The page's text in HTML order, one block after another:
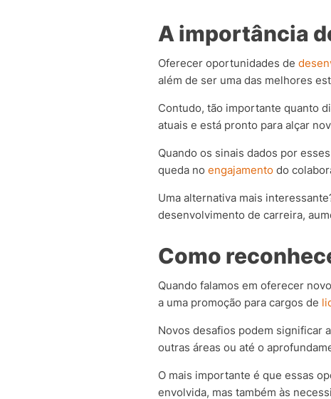
A importância
Oferecer oportunidades de
além de ser uma das melhores
Contudo, tão importante quanto
atuais e está pronto para alçar
Quando os sinais dados por
queda no engajamento do
Uma alternativa mais
desenvolvimento de carreira,
Como
Quando falamos em oferecer
a uma promoção para cargos de
Novos desafios podem significar
outras áreas ou até o
O mais importante é que essas
envolvida, mas também às